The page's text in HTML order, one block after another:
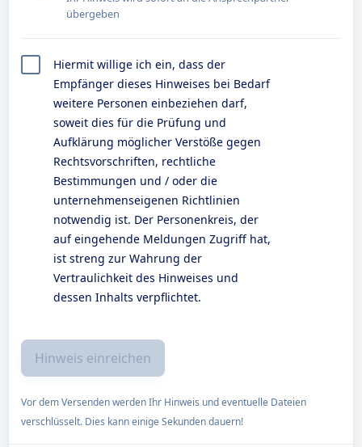
übergeben
Hiermit willige ich ein, dass der
Empfänger dieses Hinweises bei Bedarf
weitere Personen einbeziehen darf,
soweit dies für die Prüfung und
Aufklärung möglicher Verstöße gegen
Rechtsvorschriften, rechtliche
Bestimmungen und / oder die
unternehmenseigenen Richtlinien
notwendig ist. Der Personenkreis, der
auf eingehende Meldungen Zugriff hat,
ist streng zur Wahrung der
Vertraulichkeit des Hinweises und
dessen Inhalts verpflichtet.
Vor dem Versenden werden Ihr Hinweis und eventuelle Dateien
verschlüsselt. Dies kann einige Sekunden dauern!